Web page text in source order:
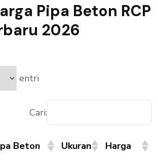
Pipa Beton RCP
2026
entri
Cari:
Beton Ukuran
Harga